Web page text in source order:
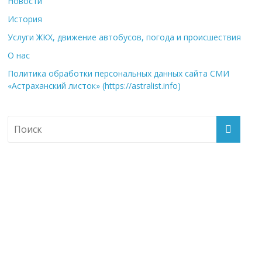
История
Услуги ЖКХ, движение автобусов, погода и происшествия
О нас
Политика обработки персональных данных сайта СМИ
«Астраханский листок» (https://astralist.info)